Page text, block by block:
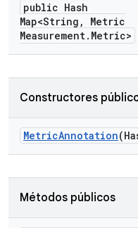
public Hash
Map<String ,
Metric
Measurement. Metric>
Constructores
MetricAnnotation
Métodos públicos